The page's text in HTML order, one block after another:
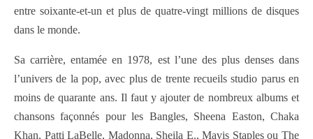
entre soixante-et-un et plus de quatre-vingt millions de disques
dans le monde.
Sa carrière, entamée en 1978, est l’une des plus denses dans
l’univers de la pop, avec plus de trente recueils studio parus en
moins de quarante ans. Il faut y ajouter de nombreux albums et
chansons façonnés pour les Bangles, Sheena Easton, Chaka
Khan, Patti LaBelle, Madonna, Sheila E., Mavis Staples ou The